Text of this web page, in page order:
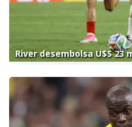
River desembolsa U$S